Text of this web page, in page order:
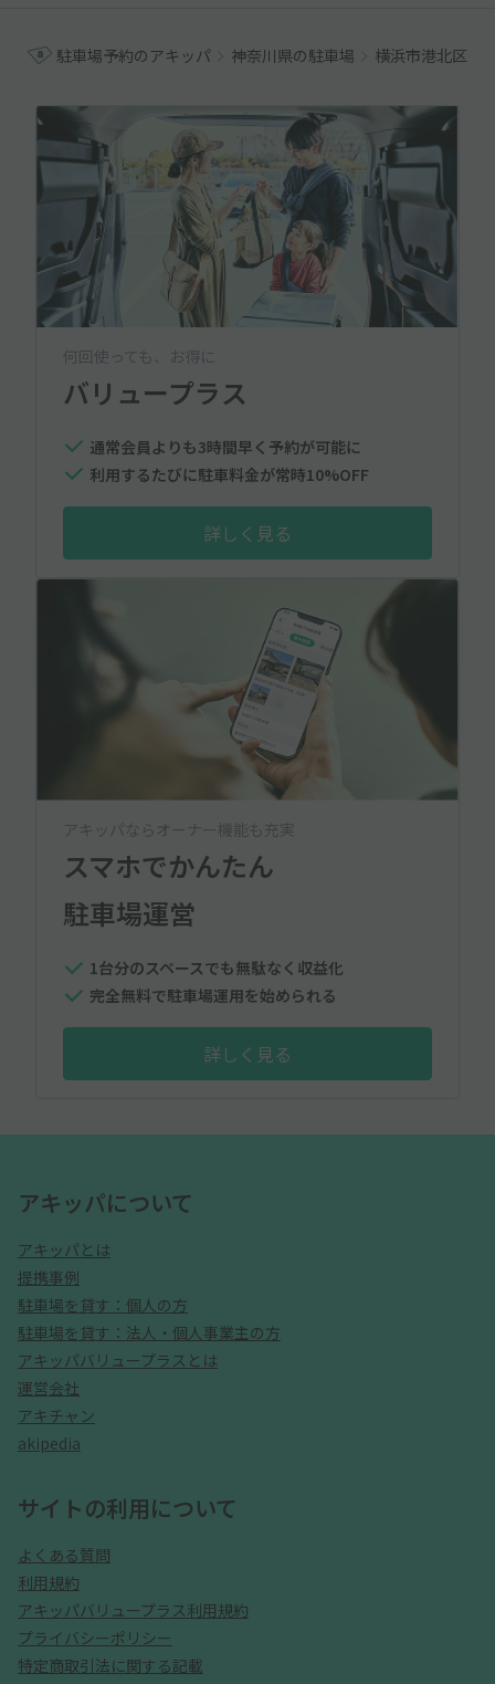
駐車場予約のアキッパ 神奈川県の駐車場 横浜市港北区の
何回使っても、お得に
バリュープラス
通常会員よりも3時間早く予約が可能に
利用するたびに駐車料金が常時10%OFF
詳しく見る
アキッパならオーナー機能も充実
スマホでかんたん
駐車場運営
1台分のスペースでも無駄なく収益化
完全無料で駐車場運用を始められる
詳しく見る
アキッパについて
アキッパとは
提携事例
駐車場を貸す：個人の方
駐車場を貸す：法人・個人事業主の方
アキッパバリュープラスとは
運営会社
アキチャン
akipedia
サイトの利用について
よくある質問
利用規約
アキッパバリュープラス利用規約
プライバシーポリシー
特定商取引法に関する記載